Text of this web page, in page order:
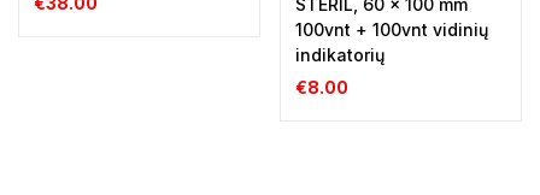
100vnt + 100vnt vidinių
indikatorių
€8.00